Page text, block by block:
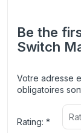
Be the
Switch
Votre adresse
obligatoires
Rating: *